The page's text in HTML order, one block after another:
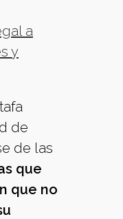
a
y
de
de las
que
que no